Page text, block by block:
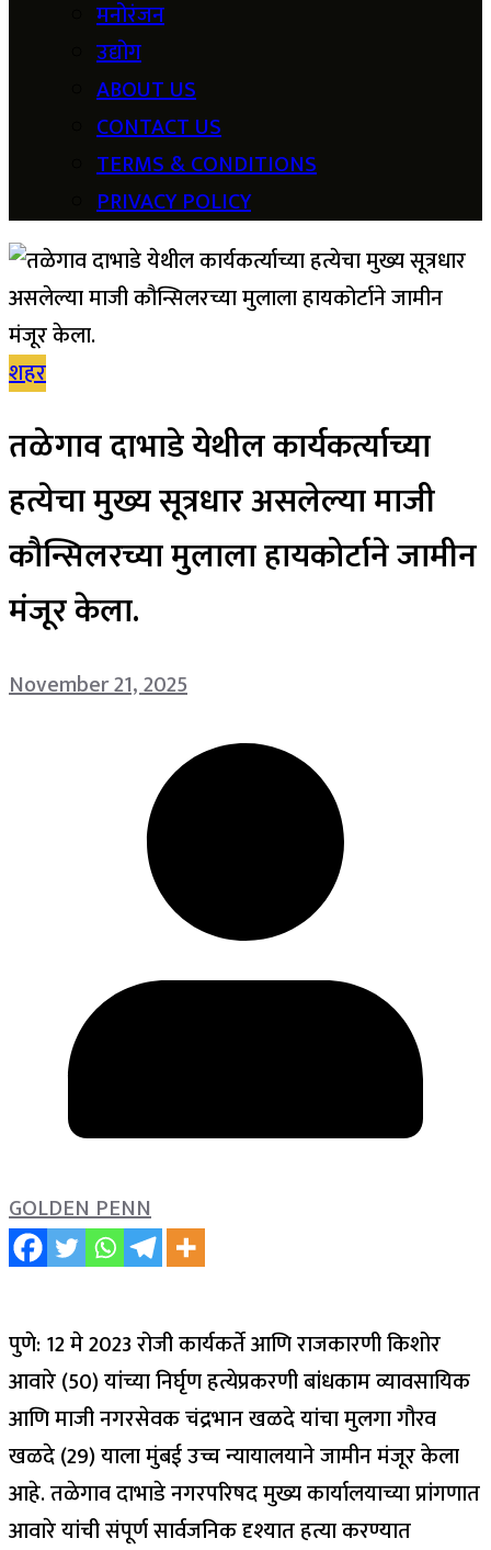
मनोरंजन
उद्योग
ABOUT US
CONTACT US
TERMS & CONDITIONS
PRIVACY POLICY
शहर
तळेगाव दाभाडे येथील कार्यकर्त्याच्या
हत्येचा मुख्य सूत्रधार असलेल्या माजी
कौन्सिलरच्या मुलाला हायकोर्टाने जामीन
मंजूर केला.
November 21, 2025
GOLDEN PENN
पुणे: 12 मे 2023 रोजी कार्यकर्ते आणि राजकारणी किशोर
आवारे (50) यांच्या निर्घृण हत्येप्रकरणी बांधकाम व्यावसायिक
आणि माजी नगरसेवक चंद्रभान खळदे यांचा मुलगा गौरव
खळदे (29) याला मुंबई उच्च न्यायालयाने जामीन मंजूर केला
आहे.तळेगाव दाभाडे नगरपरिषद मुख्य कार्यालयाच्या प्रांगणात
आवारे यांची संपूर्ण सार्वजनिक दृश्यात हत्या करण्यात